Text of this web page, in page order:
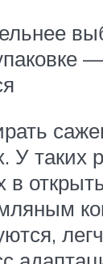
У таких